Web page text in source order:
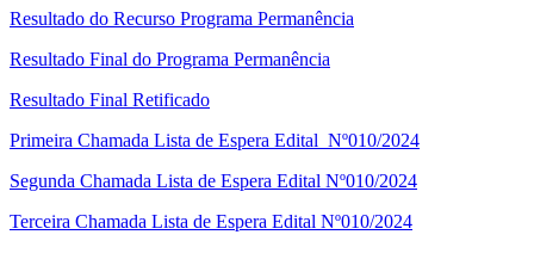
Resultado do Recurso Programa Permanência
Resultado Final do Programa Permanência
Resultado Final Retificado
Primeira Chamada Lista de Espera Edital Nº010/2024
Segunda Chamada Lista de Espera Edital Nº010/2024
Terceira Chamada Lista de Espera Edital Nº010/2024